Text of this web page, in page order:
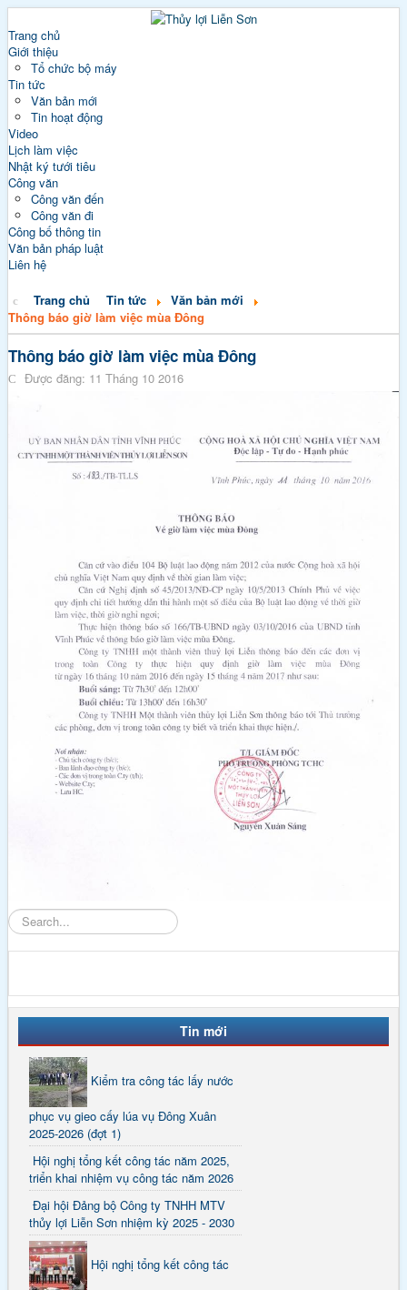
Trang chủ
Giới thiệu
Tổ chức bộ máy
Tin tức
Văn bản mới
Tin hoạt động
Video
Lịch làm việc
Nhật ký tưới tiêu
Công văn
Công văn đến
Công văn đi
Công bố thông tin
Văn bản pháp luật
Liên hệ
Trang chủ Tin tức
Văn bản mới
Thông báo giờ làm việc mùa Đông
Thông báo giờ làm việc mùa Đông
Được đăng: 11 Tháng 10 2016
Tìm
kiếm
Tin mới
Kiểm tra công tác lấy nước
phục vụ gieo cấy lúa vụ Đông Xuân
2025-2026 (đợt 1)
Hội nghị tổng kết công tác năm 2025,
triển khai nhiệm vụ công tác năm 2026
Đại hội Đảng bộ Công ty TNHH MTV
thủy lợi Liễn Sơn nhiệm kỳ 2025 - 2030
Hội nghị tổng kết công tác